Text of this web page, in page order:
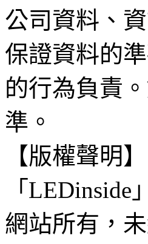
公司資料、
保證資料的
的行為負責
準。
【版權聲明】
「
網站所有，